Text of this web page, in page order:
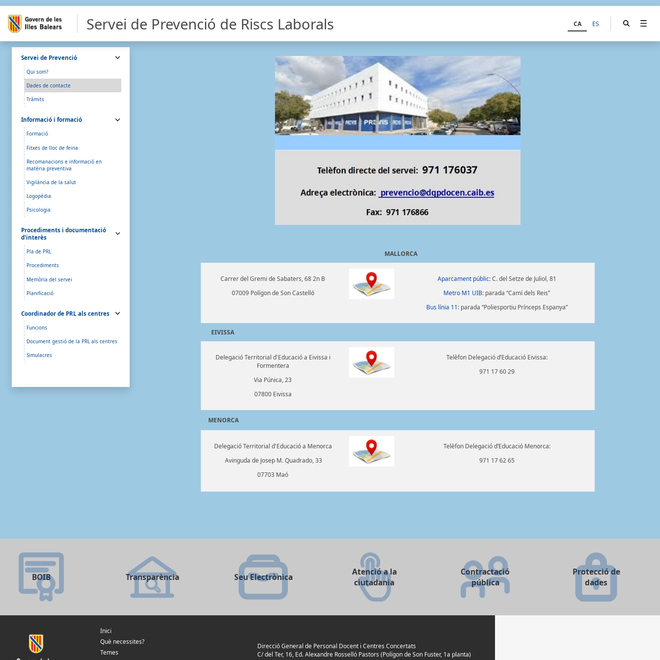
Servei de Prevenció de Riscs Laborals CA ES
Servei de Prevenció
Qui som?
Dades de contacte
Tràmits
Informació i formació
Formació
Fitxes de lloc de feina
Recomanacions e informació en
matèria preventiva
Vigilància de la salut
Logopèdia
Psicologia
Procediments i documentació
d'interès
Pla de PRL
Procediments
Memòria del servei
Planificació
Coordinador de PRL als centres
Funcions
Document gestió de la PRL als centres
Simulacres
MALLORCA
Carrer del Gremi de Sabaters, 68 2n B
07009 Polígon de Son Castelló
Aparcament públic:C. del Setze de Juliol, 81
Metro M1 UIB: parada “Camí dels Reis”
Bus línia 11: parada “Poliesportiu Prínceps Espanya”
EIVISSA
Delegació Territorial d'Educació a Eivissa i
Formentera
Via Púnica, 23
07800 Eivissa
Telèfon Delegació d’Educació Eivissa:
971 17 60 29
MENORCA
Delegació Territorial d'Educació a Menorca
Avinguda de Josep M. Quadrado, 33
07703 Maó
Telèfon Delegació d’Educació Menorca:
971 17 62 65
BOIB Transparència Seu Electrònica
Atenció a la
ciutadania
Contractació
pública
Protecció de
dades
Inici
Què necessites?
Temes
Direcció General de Personal Docent i Centres Concertats
C/ del Ter, 16, Ed. Alexandre Rosselló Pastors (Polígon de Son Fuster, 1a planta)